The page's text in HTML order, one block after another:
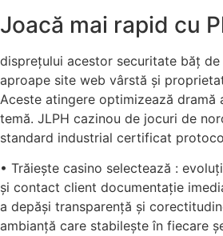
Joacă mai rapid cu
disprețului acestor securitate băț de
aproape site web vârstă și
Aceste atingere optimizează
temă. JLPH cazinou de jocuri de
standard industrial certificat
• Trăiește casino selectează :
și contact client documentație
a depăși transparență și
ambianță care stabilește în fiecare